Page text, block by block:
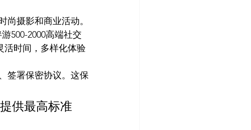
摄影和商业活动。
500-2000高端社交
活时间，多样化体验
签署保密协议。这保
供最高标准